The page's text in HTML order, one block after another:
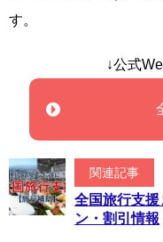
す。
↓公式
関連記事
全国旅行支
ン・割引情報